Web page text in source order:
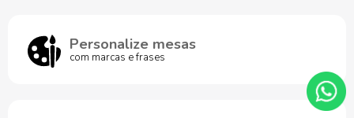
Personalize mesas
com marcas e frases